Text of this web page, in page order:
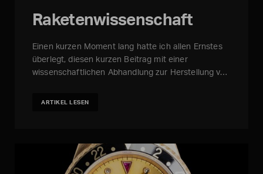
Raketenwissenschaft
Einen kurzen Moment lang hatte ich allen Ernstes
überlegt, diesen kurzen Beitrag mit einer
wissenschaftlichen Abhandlung zur Herstellung v…
ARTIKEL LESEN